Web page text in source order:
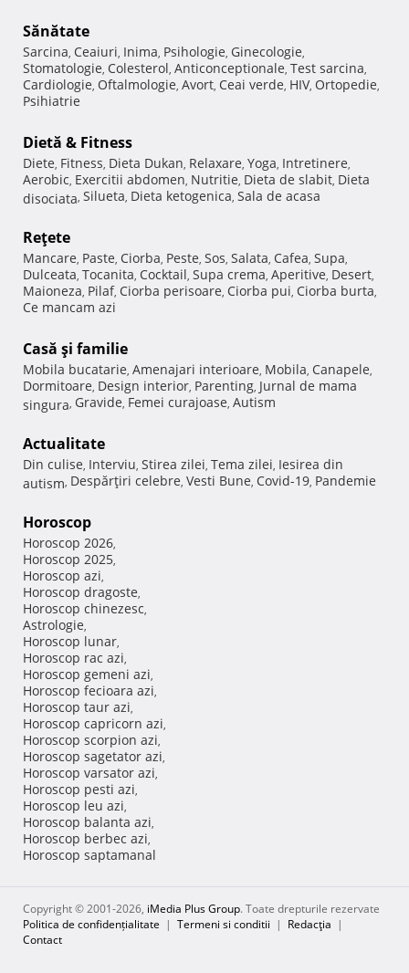
Sănătate
Sarcina, Ceaiuri, Inima, Psihologie, Ginecologie,
Stomatologie, Colesterol, Anticonceptionale, Test sarcina,
Cardiologie, Oftalmologie, Avort, Ceai verde, HIV, Ortopedie,
Psihiatrie
Dietă & Fitness
Diete, Fitness, Dieta Dukan, Relaxare, Yoga, Intretinere,
Aerobic, Exercitii abdomen, Nutritie, Dieta de slabit, Dieta
disociata, Silueta, Dieta ketogenica, Sala de acasa
Reţete
Mancare, Paste, Ciorba, Peste, Sos, Salata, Cafea, Supa,
Dulceata, Tocanita, Cocktail, Supa crema, Aperitive, Desert,
Maioneza, Pilaf, Ciorba perisoare, Ciorba pui, Ciorba burta,
Ce mancam azi
Casă şi familie
Mobila bucatarie, Amenajari interioare, Mobila, Canapele,
Dormitoare, Design interior, Parenting, Jurnal de mama
singura, Gravide, Femei curajoase, Autism
Actualitate
Din culise, Interviu, Stirea zilei, Tema zilei, Iesirea din
autism, Despărţiri celebre, Vesti Bune, Covid-19, Pandemie
Horoscop
Horoscop 2026,
Horoscop 2025,
Horoscop azi,
Horoscop dragoste,
Horoscop chinezesc,
Astrologie,
Horoscop lunar,
Horoscop rac azi,
Horoscop gemeni azi,
Horoscop fecioara azi,
Horoscop taur azi,
Horoscop capricorn azi,
Horoscop scorpion azi,
Horoscop sagetator azi,
Horoscop varsator azi,
Horoscop pesti azi,
Horoscop leu azi,
Horoscop balanta azi,
Horoscop berbec azi,
Horoscop saptamanal
Copyright © 2001-2026, iMedia Plus Group. Toate drepturile rezervate
Politica de confidențialitate | Termeni si conditii | Redacţia |
Contact